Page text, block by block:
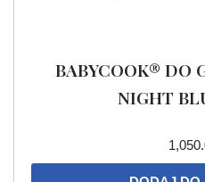
BABYCOOK® DO
NIGHT